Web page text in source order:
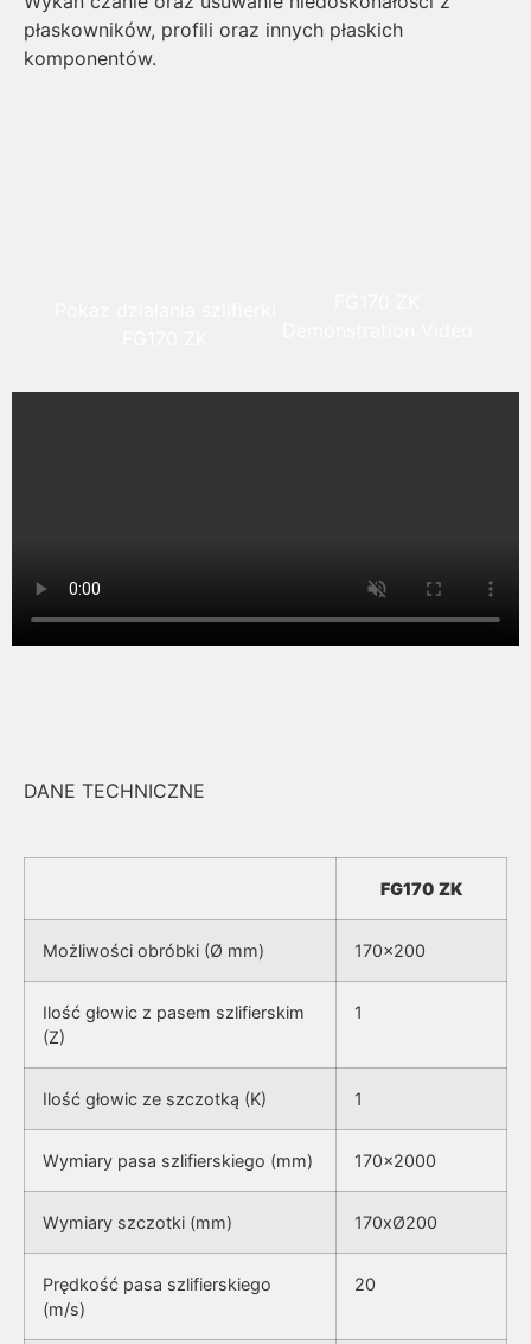
płaskowników, profili oraz innych płaskich
komponentów.
DANE TECHNICZNE
FG170 ZK
Możliwości obróbki (Ø mm) 170×200
Ilość głowic z pasem szlifierskim
(Z)
1
Ilość głowic ze szczotką (K) 1
Wymiary pasa szlifierskiego (mm) 170×2000
Wymiary szczotki (mm) 170xØ200
Prędkość pasa szlifierskiego
(m/s)
20